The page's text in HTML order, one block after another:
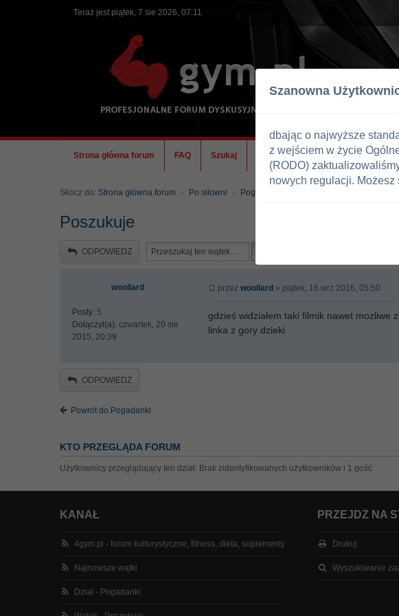
Teraz jest piątek, 7 sie 2026, 07:11
Strona główna forum FAQ Szukaj Ekipa
Skocz do: Strona główna forum Po siłowni Pogadanki
Poszukuje
ODPOWIEDZ
woollard
Posty: 5
Dołączył(a): czwartek, 20 sie
2015, 20:39
przez woollard » piątek, 16 wrz 2016, 05:50
gdzieś widziałem taki filmik nawet mozliwe
linka z gory dzieki
ODPOWIEDZ
Powrót do Pogadanki
KTO PRZEGLĄDA FORUM
Użytkownicy przeglądający ten dział: Brak zidentyfikowanych użytkowników i 1 gość
KANAŁ
4gym.pl - forum kulturystyczne, fitness, dieta, suplementy
Najnowsze wątki
Dział - Pogadanki
PRZEJDŹ NA
Drukuj
Wyszukiwanie
Szanowna
dbając o najwyższe
z wejściem w życie
(RODO)
nowych regulacji.